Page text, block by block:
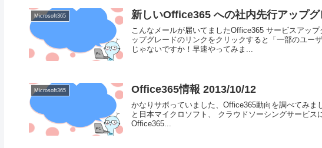
Microsoft365 新しいOffice365 への社内先行アップ
こんなメールが届いてましたOffice365 サービスアッ
ップグレードのリンクをクリックすると「一部のユー
じゃないですか！早速やってみま...
Microsoft365 Office365情報 2013/10/12
かなりサボっていました、Office365動向を調べてみま
と日本マイクロソフト、 クラウドソーシングサービ
Office365...